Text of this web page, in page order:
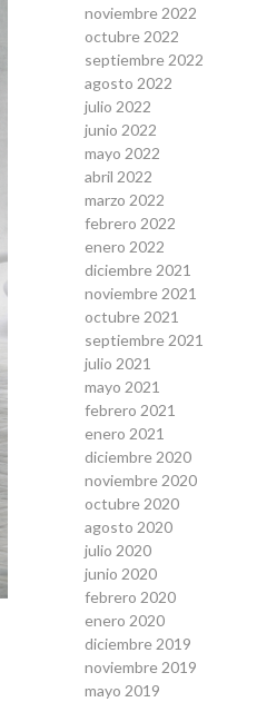
noviembre 2022
octubre 2022
septiembre 2022
agosto 2022
julio 2022
junio 2022
mayo 2022
abril 2022
marzo 2022
febrero 2022
enero 2022
diciembre 2021
noviembre 2021
octubre 2021
septiembre 2021
julio 2021
mayo 2021
febrero 2021
enero 2021
diciembre 2020
noviembre 2020
octubre 2020
agosto 2020
julio 2020
junio 2020
febrero 2020
enero 2020
diciembre 2019
noviembre 2019
mayo 2019